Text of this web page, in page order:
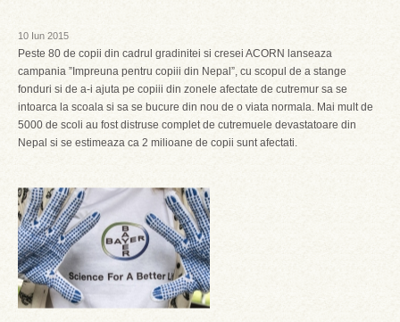
10 Iun 2015
Peste 80 de copii din cadrul gradinitei si cresei ACORN lanseaza
campania ”Impreuna pentru copiii din Nepal”, cu scopul de a stange
fonduri si de a-i ajuta pe copiii din zonele afectate de cutremur sa se
intoarca la scoala si sa se bucure din nou de o viata normala. Mai mult de
5000 de scoli au fost distruse complet de cutremuele devastatoare din
Nepal si se estimeaza ca 2 milioane de copii sunt afectati.